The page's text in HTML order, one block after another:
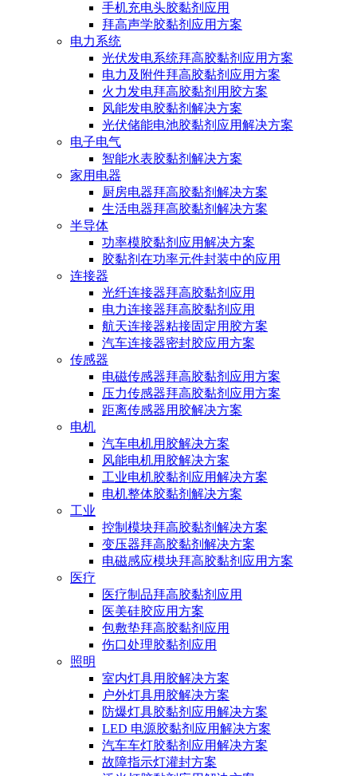
手机充电头胶黏剂应用
拜高声学胶黏剂应用方案
电力系统
光伏发电系统拜高胶黏剂应用方案
电力及附件拜高胶黏剂应用方案
火力发电拜高胶黏剂用胶方案
风能发电胶黏剂解决方案
光伏储能电池胶黏剂应用解决方案
电子电气
智能水表胶黏剂解决方案
家用电器
厨房电器拜高胶黏剂解决方案
生活电器拜高胶黏剂解决方案
半导体
功率模胶黏剂应用解决方案
胶黏剂在功率元件封装中的应用
连接器
光纤连接器拜高胶黏剂应用
电力连接器拜高胶黏剂应用
航天连接器粘接固定用胶方案
汽车连接器密封胶应用方案
传感器
电磁传感器拜高胶黏剂应用方案
压力传感器拜高胶黏剂应用方案
距离传感器用胶解决方案
电机
汽车电机用胶解决方案
风能电机用胶解决方案
工业电机胶黏剂应用解决方案
电机整体胶黏剂解决方案
工业
控制模块拜高胶黏剂解决方案
变压器拜高胶黏剂解决方案
电磁感应模块拜高胶黏剂应用方案
医疗
医疗制品拜高胶黏剂应用
医美硅胶应用方案
包敷垫拜高胶黏剂应用
伤口处理胶黏剂应用
照明
室内灯具用胶解决方案
户外灯具用胶解决方案
防爆灯具胶黏剂应用解决方案
LED 电源胶黏剂应用解决方案
汽车车灯胶黏剂应用解决方案
故障指示灯灌封方案